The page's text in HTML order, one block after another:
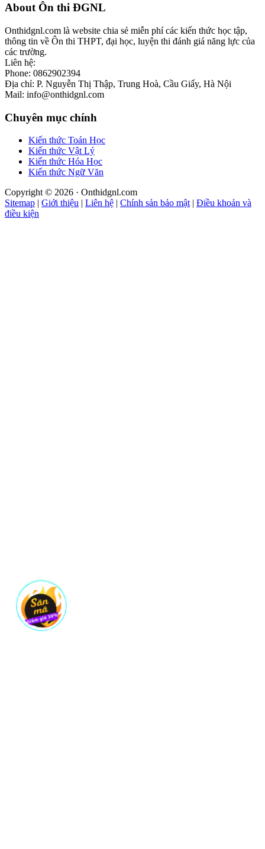
Footer
About Ôn thi ĐGNL
Onthidgnl.com là website chia sẻ miễn phí các kiến thức học tập,
thông tin về Ôn thi THPT, đại học, luyện thi đánh giá năng lực của
các trường.
Liên hệ:
Phone: 0862902394
Địa chỉ: P. Nguyễn Thị Thập, Trung Hoà, Cầu Giấy, Hà Nội
Mail: info@onthidgnl.com
Chuyên mục chính
Kiến thức Toán Học
Kiến thức Vật Lý
Kiến thức Hóa Học
Kiến thức Ngữ Văn
Copyright © 2026 · Onthidgnl.com
Sitemap | Giới thiệu | Liên hệ | Chính sản bảo mật | Điều khoản và
điều kiện